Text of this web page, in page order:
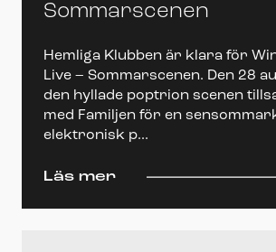
Sommarscenen
Hemliga Klubben är klara för
Live – Sommarscenen. Den 28
den hyllade poptrion scenen
med Familjen för en
elektronisk p...
Läs mer